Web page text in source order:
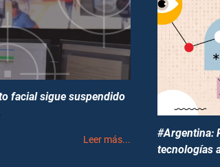
facial sigue suspendido
Leer más...
#Argentina:
tecnologías